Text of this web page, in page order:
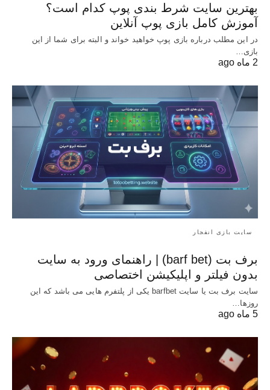
بهترین سایت شرط بندی پوپ کدام است؟
آموزش کامل بازی پوپ آنلاین
در این مطلب درباره بازی پوپ خواهید خواند و البته برای شما از این
بازی…
2 ماه ago
سایت بازی انفجار
برف بت (barf bet) | راهنمای ورود به سایت
بدون فیلتر و اپلیکیشن اختصاصی
سایت برف بت یا سایت barfbet یکی از پلتفرم‌ هایی می باشد که این
روزها…
5 ماه ago